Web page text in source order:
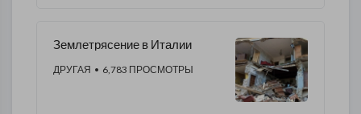
Землетрясение в Италии
ДРУГАЯ • 6,783 ПРОСМОТРЫ